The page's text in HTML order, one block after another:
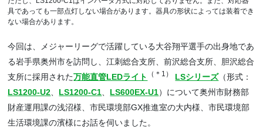
具であっても一部点灯しない場合があります。器具の形状によっては装着でき
ない場合があります。
今回は、メジャーリーグで活躍している大谷翔平選手の出身地であ
る岩手県奥州市を訪問し、江刺総合支所、前沢総合支所、胆沢総合
支所に採用された万能直管LEDライト （＊1） LSシリーズ（形式：
LS1200-U2
LS1200-C1 LS600EX-U1）について奥州市財務部
財産運用課の浅沼様、市民環境部GX推進室の大内様、市民環境部
生活環境課の濱様にお話を伺いました。